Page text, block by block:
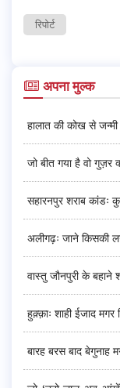
रिपोर्ट
अपना मुल्क
हालात की कोख से
जो बीत गया है वो गुज़र
सहारनपुर शराब कांडः
अलीगढ़ः जाने किसकी
वास्तु जौनपुरी के बहाने
हुक़्क़ाः शाही ईजाद मगर
बारह बरस बाद बेगुनाह